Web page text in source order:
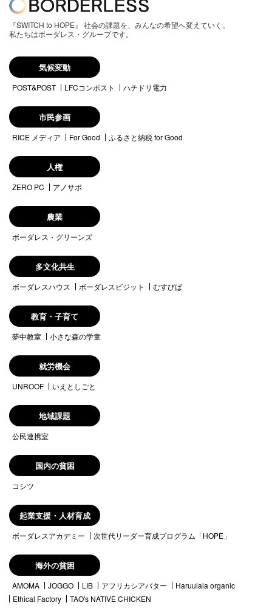
『SWITCH to HOPE』 社会の課題を、みんなの希望へ変えていく。
私たちはボーダレス・グループです。
気候変動
POST&POST LFCコンポスト ハチドリ電力
市民参画
RICE メディア For Good ふるさと納税 for Good
人権
ZERO PC アノサポ
農業
ボーダレス・グリーンズ
多文化共生
ボーダレスハウス ボーダレスビジット むすびば
教育・子育て
夢中教室 小さな森の学童
就労機会
UNROOF いえとしごと
地域課題
公民連携室
国内の貧困
コシツ
起業支援・人材育成
ボーダレスアカデミー 次世代リーダー育成プログラム「HOPE」
海外の貧困
AMOMA JOGGO LIB アフリカシアバター
Haruulala organic
Ethical Factory
TAO's NATIVE CHICKEN